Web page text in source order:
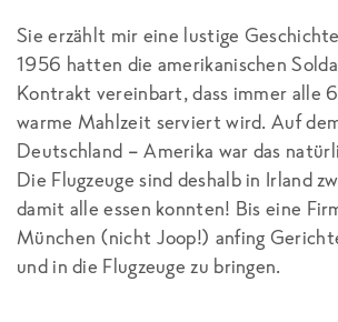
Sie erzählt mir eine lustige
1956 hatten die amerikanischen
Kontrakt vereinbart, dass immer alle
warme Mahlzeit serviert wird. Auf
Deutschland – Amerika war das
Die Flugzeuge sind deshalb in Irland
damit alle essen konnten! Bis eine
München (nicht Joop!) anfing
und in die Flugzeuge zu bringen.